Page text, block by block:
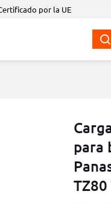
por la UE
para
TZ80